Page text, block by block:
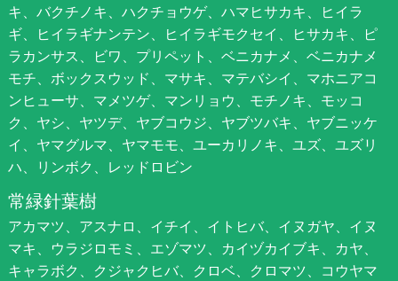
キ、バクチノキ、ハクチョウゲ、ハマヒサカキ、ヒイラ
ギ、ヒイラギナンテン、ヒイラギモクセイ、ヒサカキ、ピ
ラカンサス、ビワ、プリペット、ベニカナメ、ベニカナメ
モチ、ボックスウッド、マサキ、マテバシイ、マホニアコ
ンヒューサ、マメツゲ、マンリョウ、モチノキ、モッコ
ク、ヤシ、ヤツデ、ヤブコウジ、ヤブツバキ、ヤブニッケ
イ、ヤマグルマ、ヤマモモ、ユーカリノキ、ユズ、ユズリ
ハ、リンボク、レッドロビン
常緑針葉樹
アカマツ、アスナロ、イチイ、イトヒバ、イヌガヤ、イヌ
マキ、ウラジロモミ、エゾマツ、カイヅカイブキ、カヤ、
キャラボク、クジャクヒバ、クロベ、クロマツ、コウヤマ